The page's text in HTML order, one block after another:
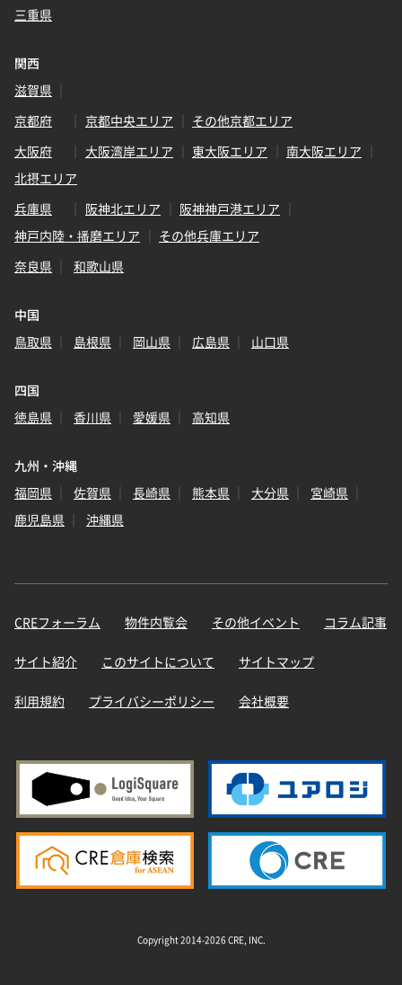
三重県
関西
滋賀県
京都府
京都中央エリア
その他京都エリア
大阪府
大阪湾岸エリア 東大阪エリア
南大阪エリア
北摂エリア
兵庫県
阪神北エリア
阪神神戸港エリア
神戸内陸・播磨エリア
その他兵庫エリア
奈良県
和歌山県
中国
鳥取県
島根県 岡山県 広島県 山口県
四国
徳島県
香川県 愛媛県 高知県
九州・沖縄
福岡県
佐賀県 長崎県 熊本県 大分県
宮崎県
鹿児島県
沖縄県
CREフォーラム 物件内覧会 その他イベント コラム記事
サイト紹介 このサイトについて サイトマップ
利用規約 プライバシーポリシー 会社概要
Copyright 2014-2026 CRE, INC.